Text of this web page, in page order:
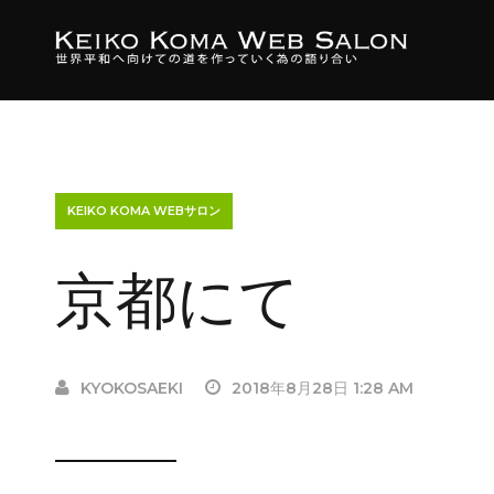
KEIKO KOMA WEBサロン
京都にて
KYOKOSAEKI 2018年8月28日 1:28 AM